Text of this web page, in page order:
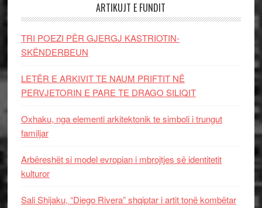
ARTIKUJT E FUNDIT
TRI POEZI PËR GJERGJ KASTRIOTIN-
SKËNDERBEUN
LETËR E ARKIVIT TE NAUM PRIFTIT NË
PERVJETORIN E PARE TE DRAGO SILIQIT
Oxhaku, nga elementi arkitektonik te simboli i trungut
familjar
Arbëreshët si model evropian i mbrojtjes së identitetit
kulturor
Sali Shijaku, “Diego Rivera” shqiptar i artit tonë kombëtar